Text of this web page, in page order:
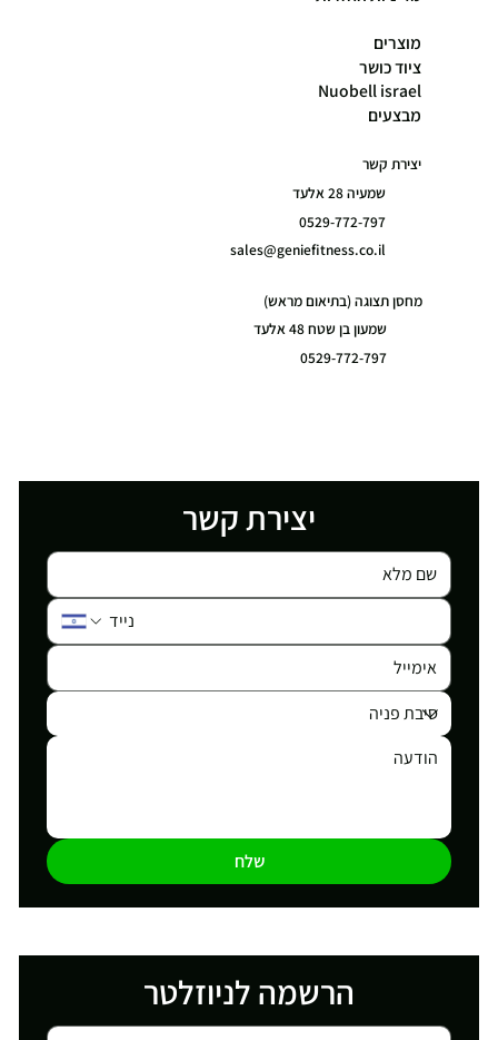
מוצרים
ציוד כושר
Nuobell israel
מבצעים
יצירת קשר
שמעיה 28 אלעד
0529-772-797
sales@geniefitness.co.il
מחסן תצוגה (בתיאום מראש)
שמעון בן שטח 48 אלעד
0529-772-797
יצירת קשר
שלח
הרשמה לניוזלטר